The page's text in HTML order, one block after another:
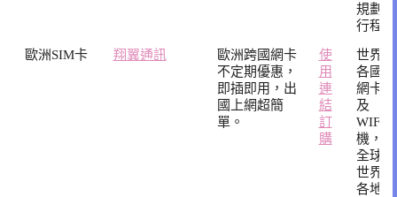
規劃
行程
歐洲SIM卡 翔翼通訊
歐洲跨國網卡
不定期優惠，
即插即用，出
國上網超簡
單。
使
用
連
結
訂
購
世界
各國
網卡
及
WIFI
機，
全球
世界
各地